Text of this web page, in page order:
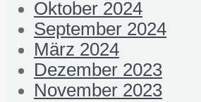
Oktober 2024
September 2024
März 2024
Dezember 2023
November 2023